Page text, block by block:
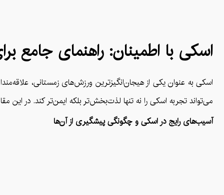
اسکی با اطمینان: راهنمای جامع
اسکی به عنوان یکی از هیجان‌انگیزترین ورزش‌های زمستانی،
می‌تواند تجربه اسکی را نه تنها لذت‌بخش‌تر بلکه ایمن‌تر کند. در این
آسیب‌های رایج در اسکی و چگونگی پیشگیری از آن‌ها